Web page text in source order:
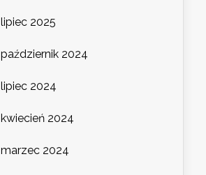
lipiec 2025
październik 2024
lipiec 2024
kwiecień 2024
marzec 2024